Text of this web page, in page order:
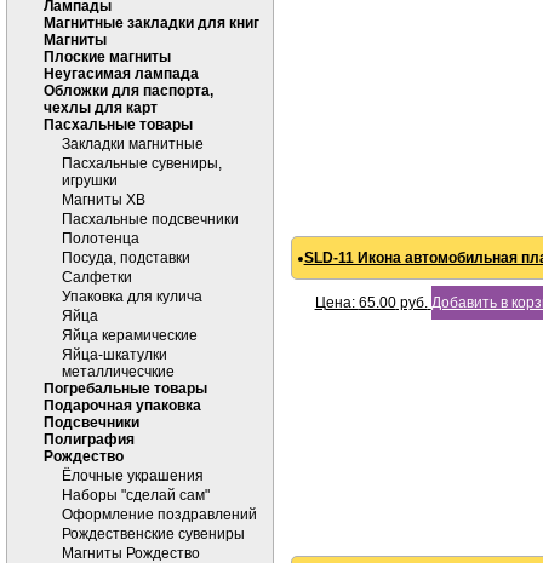
Лампады
Магнитные закладки для книг
Магниты
Плоские магниты
Неугасимая лампада
Обложки для паспорта,
чехлы для карт
Пасхальные товары
Закладки магнитные
Пасхальные сувениры,
игрушки
Магниты ХВ
Пасхальные подсвечники
Полотенца
Посуда, подставки
Салфетки
Упаковка для кулича
Яйца
Яйца керамические
Яйца-шкатулки
металличесчкие
Погребальные товары
Подарочная упаковка
Подсвечники
Полиграфия
Рождество
Ёлочные украшения
Наборы "сделай сам"
Оформление поздравлений
Рождественские сувениры
Магниты Рождество
SLD-11 Икона автомобильная
Цена: 65.00руб. Добавить в